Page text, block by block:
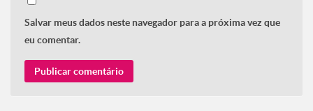
Salvar meus dados neste navegador para a próxima vez que
eu comentar.